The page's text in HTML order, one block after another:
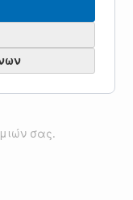
σας.